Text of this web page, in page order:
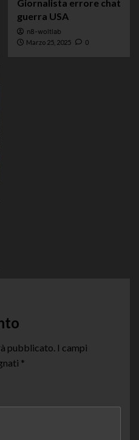
Giornalista errore chat
guerra USA
n8-woltlab
Marzo 25, 2025 0
pubblicato. I campi
*